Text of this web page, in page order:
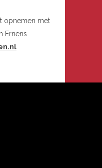
opnemen met
Ernens